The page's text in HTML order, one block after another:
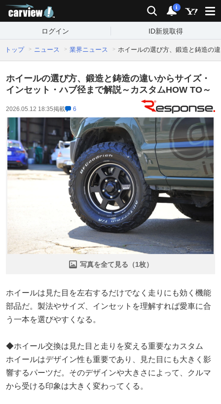
検索 通知
i
ログイン ID新規取得
トップ ニュース 業界ニュース ホイールの選び方、鍛造と鋳造の
ホイールの選び方、鍛造と鋳造の違いからサイズ・
インセット・ハブ径まで解説～カスタムHOW TO～
2026.05.12 18:35掲載 6
写真を全て見る（1枚）
ホイールは見た目を左右するだけでなく走りにも効く機能
部品だ。製法やサイズ、インセットを理解すれば愛車に合
う一本を選びやすくなる。
◆ホイール交換は見た目と走りを変える重要なカスタム
ホイールはデザイン性も重要であり、見た目にも大きく影
響するパーツだ。そのデザインや大きさによって、クルマ
から受ける印象は大きく変わってくる。